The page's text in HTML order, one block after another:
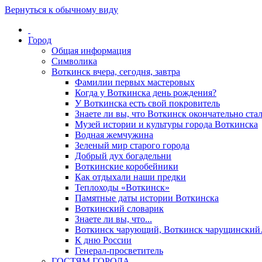
Вернуться к обычному виду
Город
Общая информация
Символика
Воткинск вчера, сегодня, завтра
Фамилии первых мастеровых
Когда у Воткинска день рождения?
У Воткинска есть свой покровитель
Знаете ли вы, что Воткинск окончательно
Музей истории и культуры города Воткинска
Водная жемчужина
Зеленый мир старого города
Добрый дух богадельни
Воткинские коробейники
Как отдыхали наши предки
Теплоходы «Воткинск»
Памятные даты истории Воткинска
Воткинский словарик
Знаете ли вы, что...
Воткинск чарующий, Воткинск
К дню России
Генерал-просветитель